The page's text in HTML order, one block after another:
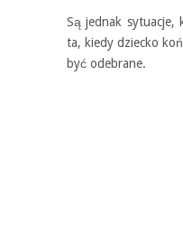
Są jednak sytuacje,
ta, kiedy dziecko
być odebrane.